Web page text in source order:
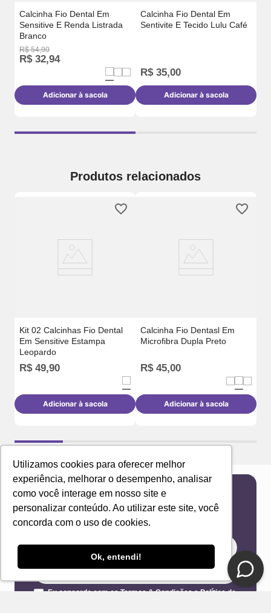
Utilizamos cookies para oferecer melhor
experiência, melhorar o desempenho, analisar
como você interage em nosso site e
personalizar conteúdo. Ao utilizar este site, você
concorda com o uso de cookies.
Ok, entendi!
Calcinha Fio Dental Em
Sensitive E Renda Listrada
Branco
R$ 54,90
R$ 32,94
Adicionar à sacola
Calcinha Fio Dental Em
Sentivite E Tecido Lulu Café
R$ 35,00
Adicionar à sacola
Produtos relacionados
Kit 02 Calcinhas Fio Dental
Em Sensitive Estampa
Leopardo
R$ 49,90
Adicionar à sacola
Calcinha Fio Dentasl Em
Microfibra Dupla Preto
R$ 45,00
Adicionar à sacola
Newsletter
Receba novidades e ofertas exclusivas em seu
Eu concordo com os Termos & Condições e Política de